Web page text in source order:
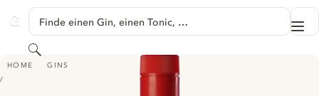
GINVENTORY
Finde einen Gin, einen Tonic, …
Suchen
HOME GINS
BOWTON